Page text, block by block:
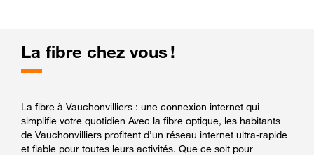
La fibre chez vous !
La fibre à Vauchonvilliers : une connexion internet qui
simplifie votre quotidien Avec la fibre optique, les habitants
de Vauchonvilliers profitent d’un réseau internet ultra-rapide
et fiable pour toutes leurs activités. Que ce soit pour